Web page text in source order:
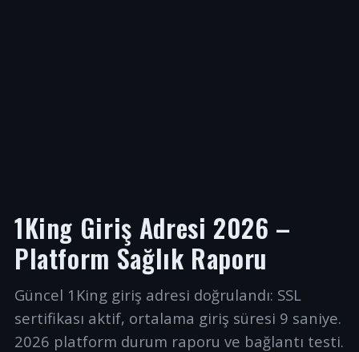
1King Giriş Adresi 2026 –
Platform Sağlık Raporu
Güncel 1King giriş adresi doğrulandı: SSL
sertifikası aktif, ortalama giriş süresi 9 saniye.
2026 platform durum raporu ve bağlantı testi.